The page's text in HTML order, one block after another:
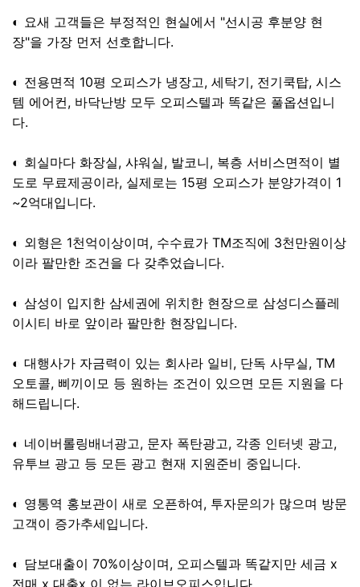
◐ 요새 고객들은 부정적인 현실에서 "선시공 후분양 현
장"을 가장 먼저 선호합니다.
◐ 전용면적 10평 오피스가 냉장고, 세탁기, 전기쿡탑, 시스
템 에어컨, 바닥난방 모두 오피스텔과 똑같은 풀옵션입니
다.
◐ 회실마다 화장실, 샤워실, 발코니, 복층 서비스면적이 별
도로 무료제공이라, 실제로는 15평 오피스가 분양가격이 1
~2억대입니다.
◐ 외형은 1천억이상이며, 수수료가 TM조직에 3천만원이상
이라 팔만한 조건을 다 갖추었습니다.
◐ 삼성이 입지한 삼세권에 위치한 현장으로 삼성디스플레
이시티 바로 앞이라 팔만한 현장입니다.
◐ 대행사가 자금력이 있는 회사라 일비, 단독 사무실, TM
오토콜, 삐끼이모 등 원하는 조건이 있으면 모든 지원을 다
해드립니다.
◐ 네이버롤링배너광고, 문자 폭탄광고, 각종 인터넷 광고,
유투브 광고 등 모든 광고 현재 지원준비 중입니다.
◐ 영통역 홍보관이 새로 오픈하여, 투자문의가 많으며 방문
고객이 증가추세입니다.
◐ 담보대출이 70%이상이며, 오피스텔과 똑같지만 세금 x
전매 x 대출x 이 없는 라이브오피스입니다.